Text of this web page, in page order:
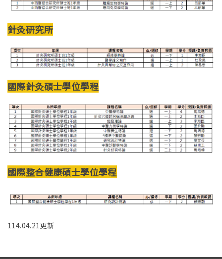
針灸研究所
國際針灸碩士學位學程
國際整合健康碩士學位學程
114.04.21更新